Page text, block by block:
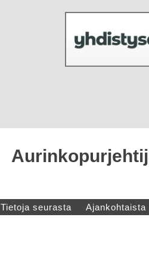
Tietoja seurasta Ajankohtaista